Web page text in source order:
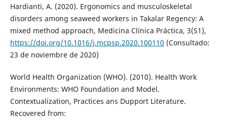
Hardianti, A. (2020). Ergonomics and musculoskeletal
disorders among seaweed workers in Takalar Regency: A
mixed method approach, Medicina Clínica Práctica, 3(S1),
https://doi.org/10.1016/j.mcpsp.2020.100110 (Consultado:
23 de noviembre de 2020)
World Health Organization (WHO). (2010). Health Work
Environments: WHO Foundation and Model.
Contextualization, Practices ans Dupport Literature.
Recovered from: